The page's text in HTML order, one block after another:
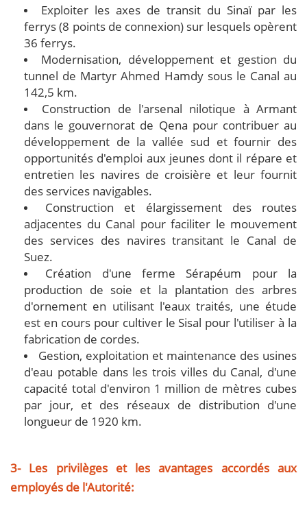
Exploiter les axes de transit du Sinaï par les
ferrys (8 points de connexion) sur lesquels opèrent
36 ferrys.
Modernisation, développement et gestion du
tunnel de Martyr Ahmed Hamdy sous le Canal au
142,5 km.
Construction de l'arsenal nilotique à Armant
dans le gouvernorat de Qena pour contribuer au
développement de la vallée sud et fournir des
opportunités d'emploi aux jeunes dont il répare et
entretien les navires de croisière et leur fournit
des services navigables.
Construction et élargissement des routes
adjacentes du Canal pour faciliter le mouvement
des services des navires transitant le Canal de
Suez.
Création d'une ferme Sérapéum pour la
production de soie et la plantation des arbres
d'ornement en utilisant l'eaux traités, une étude
est en cours pour cultiver le Sisal pour l'utiliser à la
fabrication de cordes.
Gestion, exploitation et maintenance des usines
d'eau potable dans les trois villes du Canal, d'une
capacité total d'environ 1 million de mètres cubes
par jour, et des réseaux de distribution d'une
longueur de 1920 km.
3- Les privilèges et les avantages accordés aux
employés de l'Autorité: